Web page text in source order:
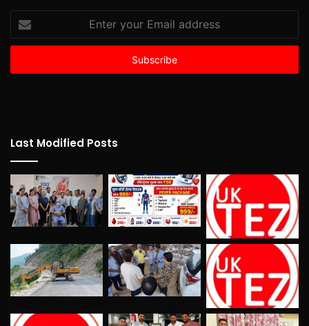
Enter
your
Email
Last Modified Posts